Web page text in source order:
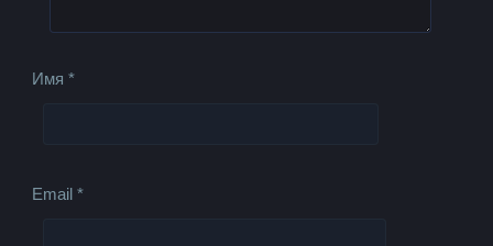
Имя*
Email*